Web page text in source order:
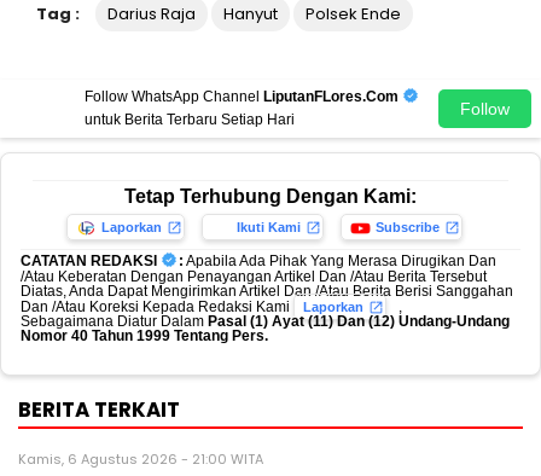
Tag : Darius Raja Hanyut Polsek Ende
Follow WhatsApp Channel LiputanFLores.Com
untuk Berita Terbaru Setiap Hari
Follow
Tetap Terhubung Dengan Kami:
Laporkan Ikuti Kami Subscribe
CATATAN REDAKSI : Apabila Ada Pihak Yang Merasa Dirugikan Dan
/Atau Keberatan Dengan Penayangan Artikel Dan /Atau Berita Tersebut
Diatas, Anda Dapat Mengirimkan Artikel Dan /Atau Berita Berisi Sanggahan
Dan /Atau Koreksi Kepada Redaksi Kami
Laporkan
Sebagaimana Diatur Dalam Pasal (1) Ayat (11) Dan (12) Undang-Undang
Nomor 40 Tahun 1999 Tentang Pers.
BERITA TERKAIT
Kamis, 6 Agustus 2026 - 21:00 WITA